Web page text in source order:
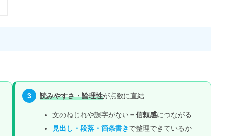
3 読みやすさ・論理性が点数に直結
文のねじれや誤字がない＝信頼感につながる
見出し・段落・箇条書きで整理できているか